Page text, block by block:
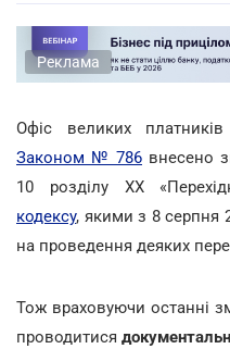
Реклама
Офіс великих
Законом № 786 внесено
10 розділу ХХ
кодексу, якими з 8 серпня
на проведення деяких
Тож враховуючи останні
проводитися